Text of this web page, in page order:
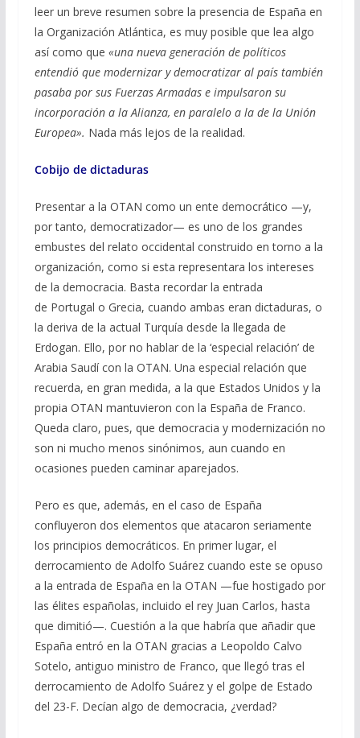
leer un breve resumen sobre la presencia de España en
la Organización Atlántica, es muy posible que lea algo
así como que «una nueva generación de políticos
entendió que modernizar y democratizar al país también
pasaba por sus Fuerzas Armadas e impulsaron su
incorporación a la Alianza, en paralelo a la de la Unión
Europea». Nada más lejos de la realidad.
Cobijo de dictaduras
Presentar a la OTAN como un ente democrático —y,
por tanto, democratizador— es uno de los grandes
embustes del relato occidental construido en torno a la
organización, como si esta representara los intereses
de la democracia. Basta recordar la entrada
de Portugal o Grecia, cuando ambas eran dictaduras, o
la deriva de la actual Turquía desde la llegada de
Erdogan. Ello, por no hablar de la ‘especial relación’ de
Arabia Saudí con la OTAN. Una especial relación que
recuerda, en gran medida, a la que Estados Unidos y la
propia OTAN mantuvieron con la España de Franco.
Queda claro, pues, que democracia y modernización no
son ni mucho menos sinónimos, aun cuando en
ocasiones pueden caminar aparejados.
Pero es que, además, en el caso de España
confluyeron dos elementos que atacaron seriamente
los principios democráticos. En primer lugar, el
derrocamiento de Adolfo Suárez cuando este se opuso
a la entrada de España en la OTAN —fue hostigado por
las élites españolas, incluido el rey Juan Carlos, hasta
que dimitió—. Cuestión a la que habría que añadir que
España entró en la OTAN gracias a Leopoldo Calvo
Sotelo, antiguo ministro de Franco, que llegó tras el
derrocamiento de Adolfo Suárez y el golpe de Estado
del 23-F. Decían algo de democracia, ¿verdad?